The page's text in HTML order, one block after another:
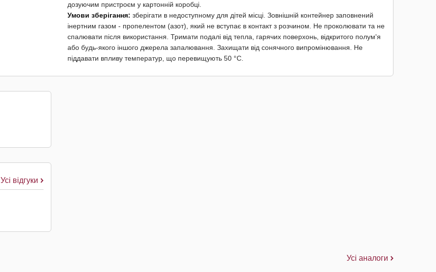
дозуючим пристроєм у картонній коробці.
Умови зберігання: зберігати в недоступному для дітей місці. Зовнішній контейнер заповнений
інертним газом - пропелентом (азот), який не вступає в контакт з розчином. Не проколювати та не
спалювати після використання. Тримати подалі від тепла, гарячих поверхонь, відкритого полум'я
або будь-якого іншого джерела запалювання. Захищати від сонячного випромінювання. Не
піддавати впливу температур, що перевищують 50 °C.
Усі відгуки
Усі аналоги